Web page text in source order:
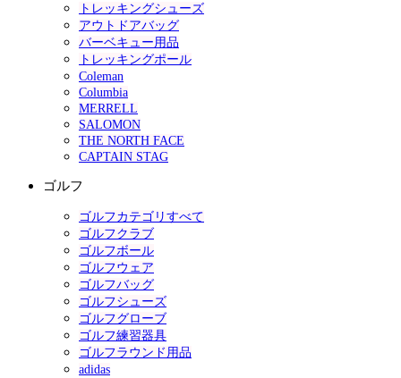
トレッキングシューズ
アウトドアバッグ
バーベキュー用品
トレッキングポール
Coleman
Columbia
MERRELL
SALOMON
THE NORTH FACE
CAPTAIN STAG
ゴルフ
ゴルフカテゴリすべて
ゴルフクラブ
ゴルフボール
ゴルフウェア
ゴルフバッグ
ゴルフシューズ
ゴルフグローブ
ゴルフ練習器具
ゴルフラウンド用品
adidas